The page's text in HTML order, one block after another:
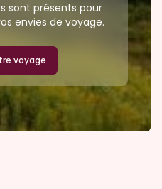
sont présents pour
envies de voyage.
voyage